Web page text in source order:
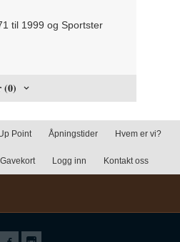
til 1999 og Sportster
(0)
Point Åpningstider Hvem er vi?
Gavekort Logg inn Kontakt oss